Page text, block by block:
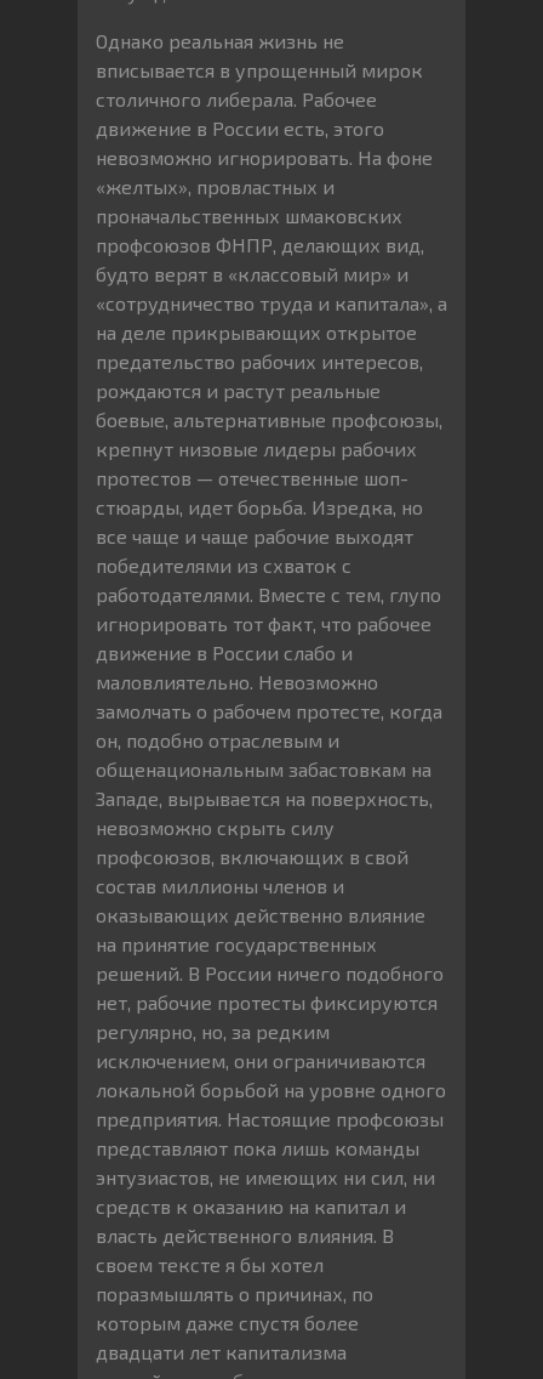
Однако реальная жизнь не
вписывается в упрощенный мирок
столичного либерала. Рабочее
движение в России есть, этого
невозможно игнорировать. На фоне
«желтых», провластных и
проначальственных шмаковских
профсоюзов ФНПР, делающих вид,
будто верят в «классовый мир» и
«сотрудничество труда и капитала», а
на деле прикрывающих открытое
предательство рабочих интересов,
рождаются и растут реальные
боевые, альтернативные профсоюзы,
крепнут низовые лидеры рабочих
протестов — отечественные шоп-
стюарды, идет борьба. Изредка, но
все чаще и чаще рабочие выходят
победителями из схваток с
работодателями. Вместе с тем, глупо
игнорировать тот факт, что рабочее
движение в России слабо и
маловлиятельно. Невозможно
замолчать о рабочем протесте, когда
он, подобно отраслевым и
общенациональным забастовкам на
Западе, вырывается на поверхность,
невозможно скрыть силу
профсоюзов, включающих в свой
состав миллионы членов и
оказывающих действенно влияние
на принятие государственных
решений. В России ничего подобного
нет, рабочие протесты фиксируются
регулярно, но, за редким
исключением, они ограничиваются
локальной борьбой на уровне одного
предприятия. Настоящие профсоюзы
представляют пока лишь команды
энтузиастов, не имеющих ни сил, ни
средств к оказанию на капитал и
власть действенного влияния. В
своем тексте я бы хотел
поразмышлять о причинах, по
которым даже спустя более
двадцати лет капитализма